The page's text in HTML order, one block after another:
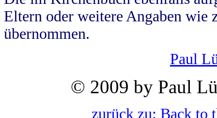
Eltern oder weitere Angaben wie
übernommen.
Paul
© 2009 by Paul
zurück zu: Back to